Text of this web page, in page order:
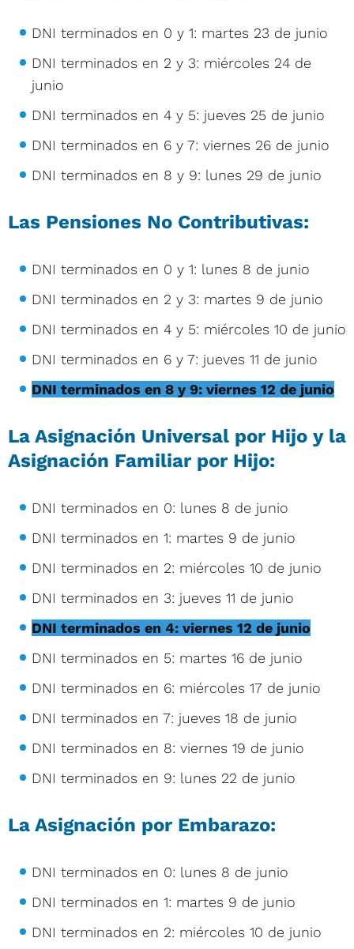
DNI terminados en 0 y 1: martes 23 de junio
DNI terminados en 2 y 3: miércoles 24 de
junio
DNI terminados en 4 y 5: jueves 25 de junio
DNI terminados en 6 y 7: viernes 26 de junio
DNI terminados en 8 y 9: lunes 29 de junio
Las Pensiones No Contributivas:
DNI terminados en 0 y 1: lunes 8 de junio
DNI terminados en 2 y 3: martes 9 de junio
DNI terminados en 4 y 5: miércoles 10 de junio
DNI terminados en 6 y 7: jueves 11 de junio
DNI terminados en 8 y 9: viernes 12 de junio
La Asignación Universal por Hijo y la
Asignación Familiar por Hijo:
DNI terminados en 0: lunes 8 de junio
DNI terminados en 1: martes 9 de junio
DNI terminados en 2: miércoles 10 de junio
DNI terminados en 3: jueves 11 de junio
DNI terminados en 4: viernes 12 de junio
DNI terminados en 5: martes 16 de junio
DNI terminados en 6: miércoles 17 de junio
DNI terminados en 7: jueves 18 de junio
DNI terminados en 8: viernes 19 de junio
DNI terminados en 9: lunes 22 de junio
La Asignación por Embarazo:
DNI terminados en 0: lunes 8 de junio
DNI terminados en 1: martes 9 de junio
DNI terminados en 2: miércoles 10 de junio